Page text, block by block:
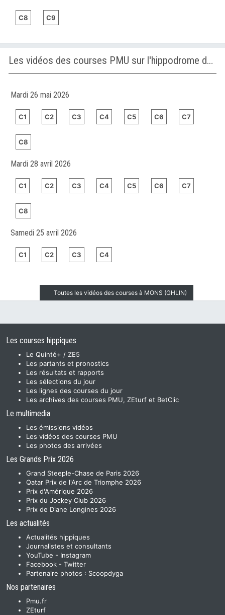
C8 C9
Les vidéos des courses PMU sur l'hippodrome de MONS (GHLIN)
Mardi 26 mai 2026
C1 C2 C3 C4 C5 C6 C7
C8
Mardi 28 avril 2026
C1 C2 C3 C4 C5 C6 C7
C8
Samedi 25 avril 2026
C1 C2 C3 C4
Toutes les vidéos des courses à MONS (GHLIN)
Les courses hippiques
Le Quinté+ / ZE5
Les partants et pronostics
Les résultats et rapports
Les sélections du jour
Les lignes des courses du jour
Les archives des courses PMU, ZEturf et BetClic
Le multimedia
Les émissions vidéos
Les vidéos des courses PMU
Les photos des arrivées
Les Grands Prix 2026
Grand Steeple-Chase de Paris 2026
Qatar Prix de l'Arc de Triomphe 2026
Prix d'Amérique 2026
Prix du Jockey Club 2026
Prix de Diane Longines 2026
Les actualités
Actualités hippiques
Journalistes et consultants
YouTube - Instagram
Facebook - Twitter
Partenaire photos : Scoopdyga
Nos partenaires
Pmu.fr
ZEturf